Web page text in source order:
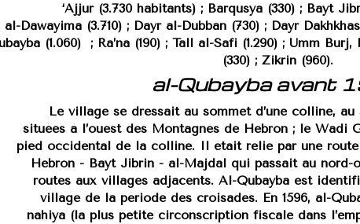
‘Ajjur (3.730 habitants) ; Barqusya (330) ; Bayt
al-Dawayima (3.710) ; Dayr al-Dubban (730) ; Dayr
(1.060)
; Ra’na (190) ; Tall al-Safi (1.290) ; Umm
(330) ; Zikrin (960).
al-Qubayba avant
Le village se dressait au sommet d’une colline,
situées à l’ouest des Montagnes de Hebron ; le Wadi
pied occidental de la colline. Il était relié par une
Hebron - Bayt Jibrin - al-Majdal qui passait au nord-
routes aux villages adjacents. Al-Qubayba est
village de la période des croisades. En 1596, al-
nahiya (la plus petite circonscription fiscale dans